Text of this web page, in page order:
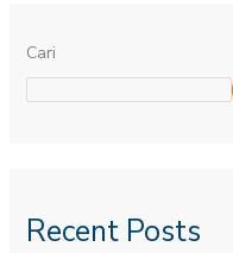
Cari
Recent Posts